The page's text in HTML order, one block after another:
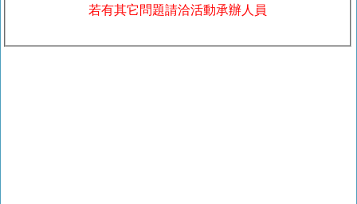
若有其它問題請洽活動承辦人員